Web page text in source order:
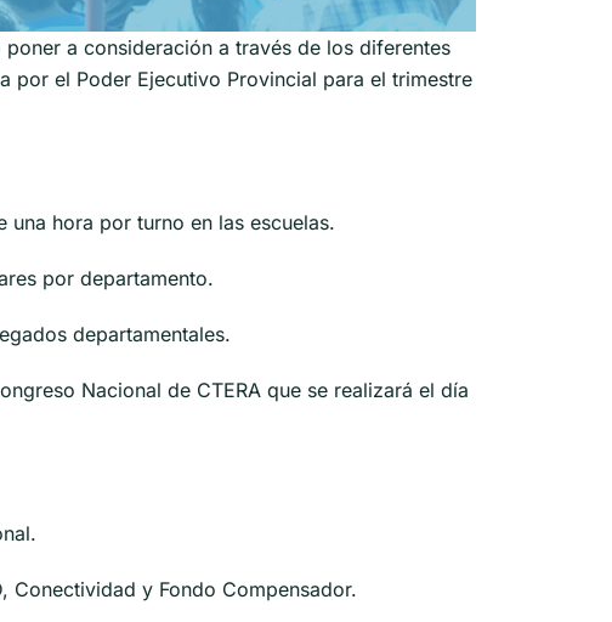
a consideración a través de los diferentes
por el Poder Ejecutivo Provincial para el trimestre
hora por turno en las escuelas.
por departamento.
departamentales.
Nacional de CTERA que se realizará el día
Conectividad y Fondo Compensador.